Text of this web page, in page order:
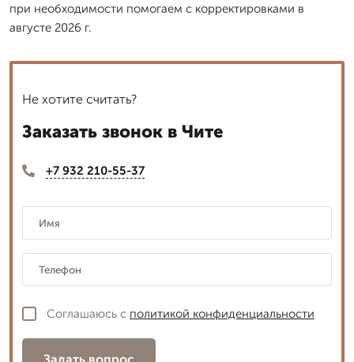
при необходимости помогаем с корректировками в
августе 2026 г.
Не хотите считать?
Заказать звонок в Чите
+7 932 210-55-37
Соглашаюсь с политикой конфиденциальности
Задать вопрос